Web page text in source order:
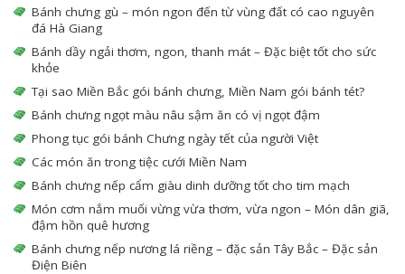
Bánh chưng gù – món ngon đến từ vùng đất có cao nguyên
đá Hà Giang
Bánh dầy ngải thơm, ngon, thanh mát – Đặc biệt tốt cho sức
khỏe
Tại sao Miền Bắc gói bánh chưng, Miền Nam gói bánh tét?
Bánh chưng ngọt màu nâu sậm ăn có vị ngọt đậm
Phong tục gói bánh Chưng ngày tết của người Việt
Các món ăn trong tiệc cưới Miền Nam
Bánh chưng nếp cẩm giàu dinh dưỡng tốt cho tim mạch
Món cơm nắm muối vừng vừa thơm, vừa ngon – Món dân giã,
đậm hồn quê hương
Bánh chưng nếp nương lá riềng – đặc sản Tây Bắc – Đặc sản
Điện Biên